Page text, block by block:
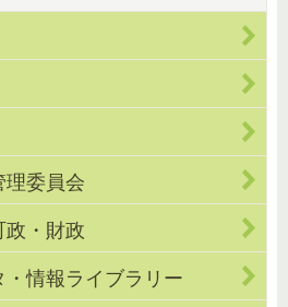
理委員会
政・財政
情報ライブラリー